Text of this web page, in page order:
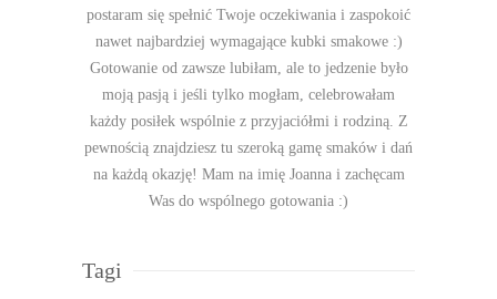
postaram się spełnić Twoje oczekiwania i zaspokoić
nawet najbardziej wymagające kubki smakowe :)
Gotowanie od zawsze lubiłam, ale to jedzenie było
moją pasją i jeśli tylko mogłam, celebrowałam
każdy posiłek wspólnie z przyjaciółmi i rodziną. Z
pewnością znajdziesz tu szeroką gamę smaków i dań
na każdą okazję! Mam na imię Joanna i zachęcam
Was do wspólnego gotowania :)
Tagi